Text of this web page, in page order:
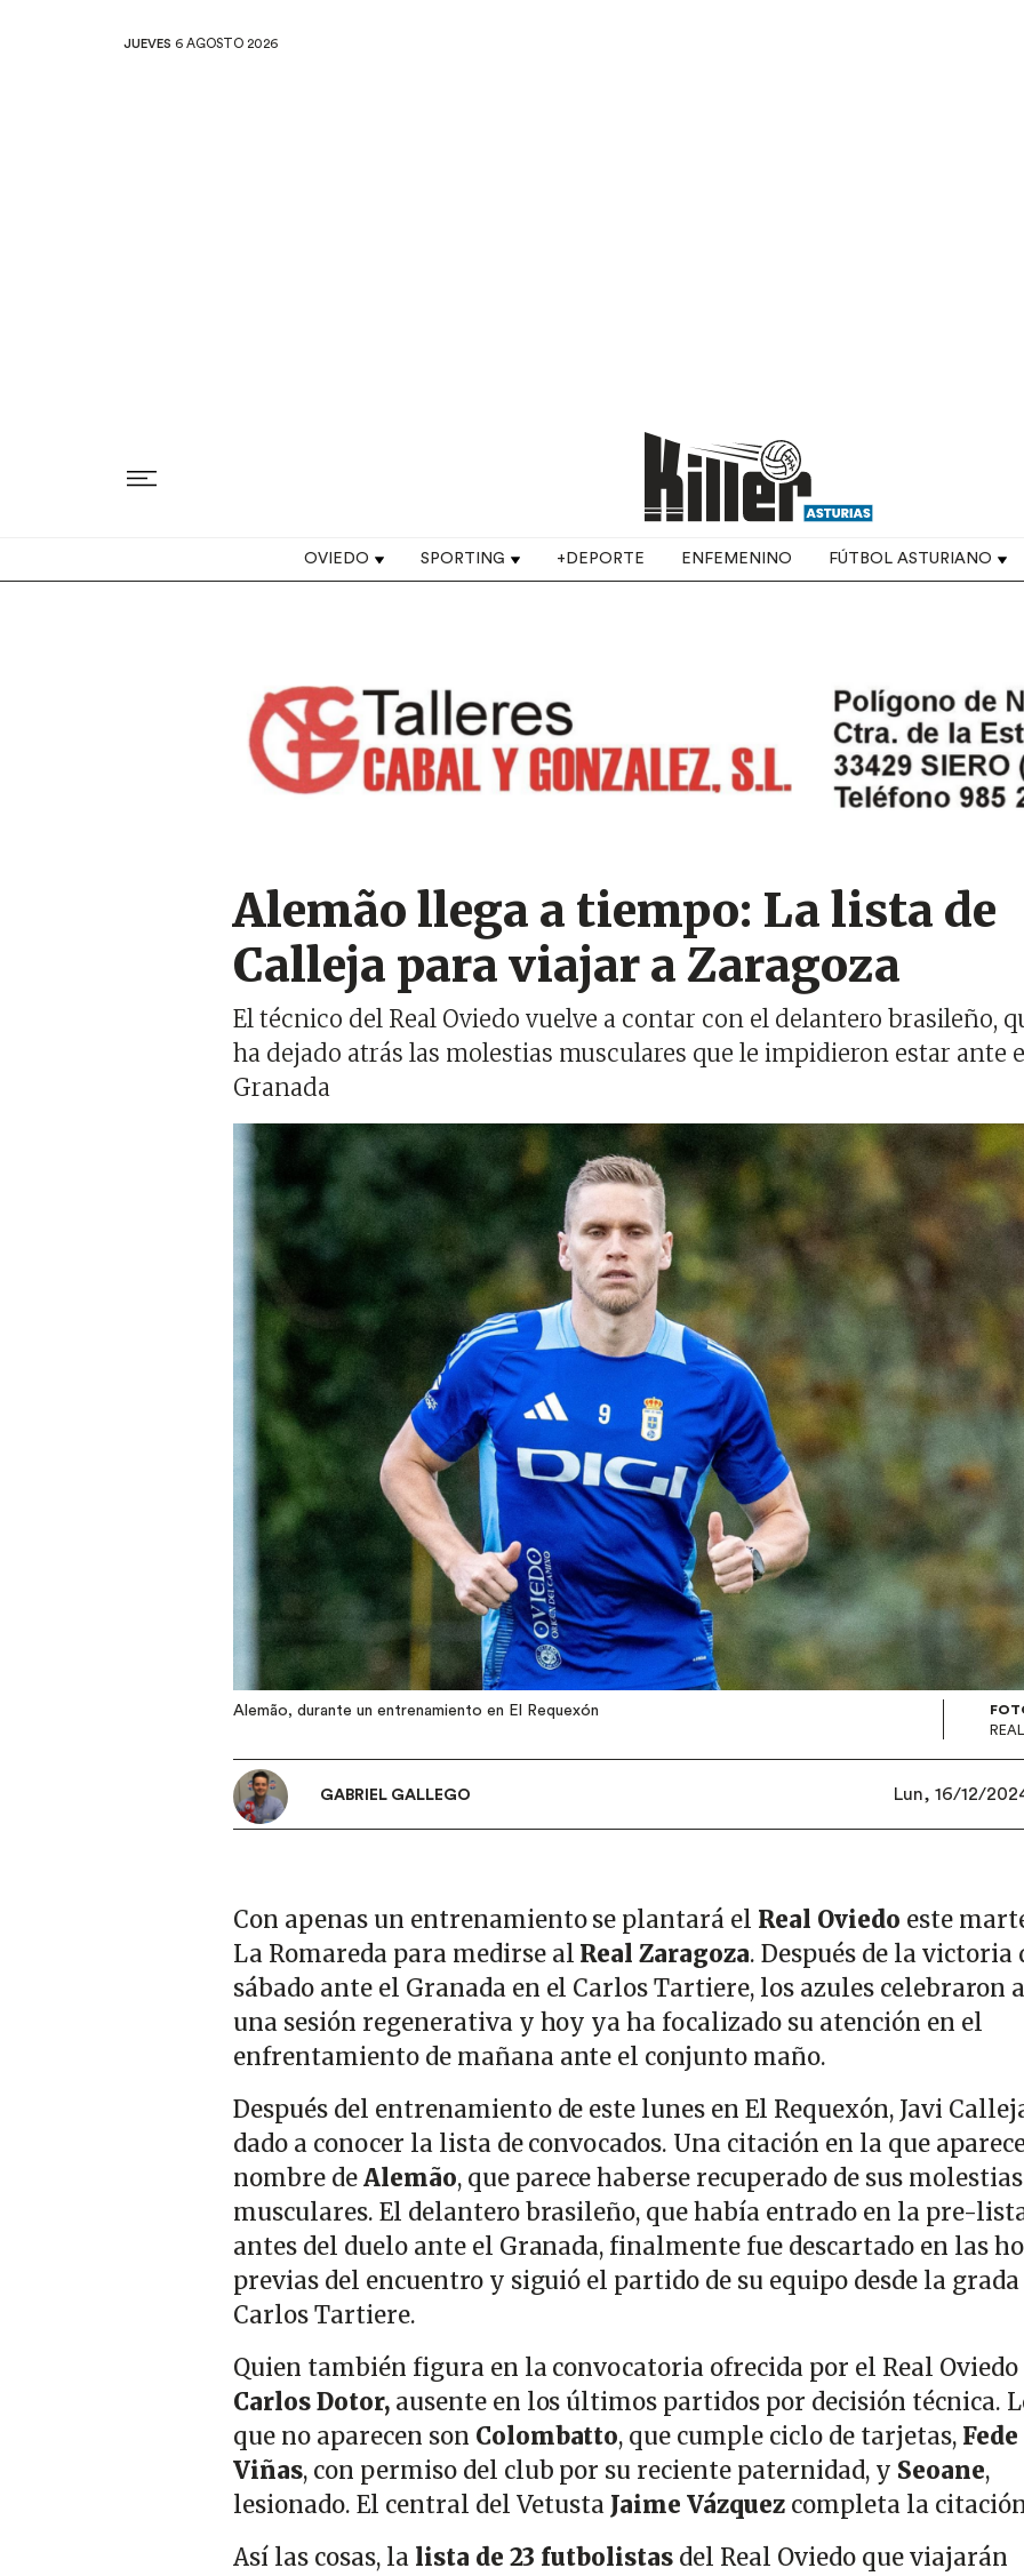
JUEVES 6 AGOSTO 2026
Top navigation
OVIEDO SPORTING +DEPORTE ENFEMENINO FÚTBOL ASTURIANO
Alemão llega a tiempo: La lista de
Calleja para viajar a Zaragoza
El técnico del Real Oviedo vuelve a contar con el delantero brasileño,
ha dejado atrás las molestias musculares que le impidieron estar ante
Granada
Imagen
Alemão, durante un entrenamiento en El Requexón
GABRIEL GALLEGO Lun, 16/12/
Con apenas un entrenamiento se plantará el Real Oviedo este
La Romareda para medirse al Real Zaragoza. Después de la victoria
sábado ante el Granada en el Carlos Tartiere, los azules celebraron
una sesión regenerativa y hoy ya ha focalizado su atención en el
enfrentamiento de mañana ante el conjunto maño.
Después del entrenamiento de este lunes en El Requexón, Javi
dado a conocer la lista de convocados. Una citación en la que
nombre deAlemão, que parece haberse recuperado de sus molestias
musculares. El delantero brasileño, que había entrado en la pre-
antes del duelo ante el Granada, finalmente fue descartado en las
previas del encuentro y siguió el partido de su equipo desde la
Carlos Tartiere.
Quien también figura en la convocatoria ofrecida por el Real Oviedo
Carlos Dotor,ausente en los últimos partidos por decisión técnica.
que no aparecen son Colombatto, que cumple ciclo de tarjetas, Fede
Viñas, con permiso del club por su reciente paternidad, y Seoane,
lesionado. El central del Vetusta Jaime Vázquez completa la
Así las cosas, la lista de 23 futbolistas del Real Oviedo que viajarán